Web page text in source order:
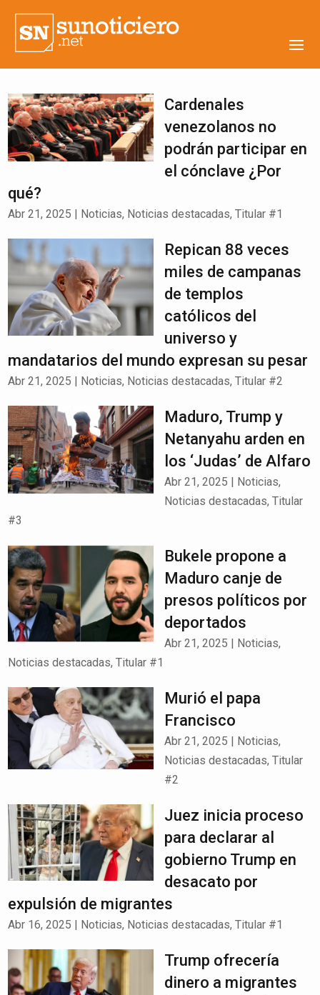
Cardenales
venezolanos no
podrán participar en
el cónclave ¿Por
qué?
Abr 21, 2025 | Noticias, Noticias destacadas,Titular #1
Repican 88 veces
miles de campanas
de templos
católicos del
universo y
mandatarios del mundo expresan su pesar
Abr 21, 2025 | Noticias, Noticias destacadas,Titular #2
Maduro, Trump y
Netanyahu arden en
los ‘Judas’ de Alfaro
Abr 21, 2025 | Noticias,
Noticias destacadas,Titular
#3
Bukele propone a
Maduro canje de
presos políticos por
deportados
Abr 21, 2025 | Noticias,
Noticias destacadas,Titular #1
Murió el papa
Francisco
Abr 21, 2025 | Noticias,
Noticias destacadas,Titular
#2
Juez inicia proceso
para declarar al
gobierno Trump en
desacato por
expulsión de migrantes
Abr 16, 2025 | Noticias, Noticias destacadas,Titular #1
Trump ofrecería
dinero a migrantes